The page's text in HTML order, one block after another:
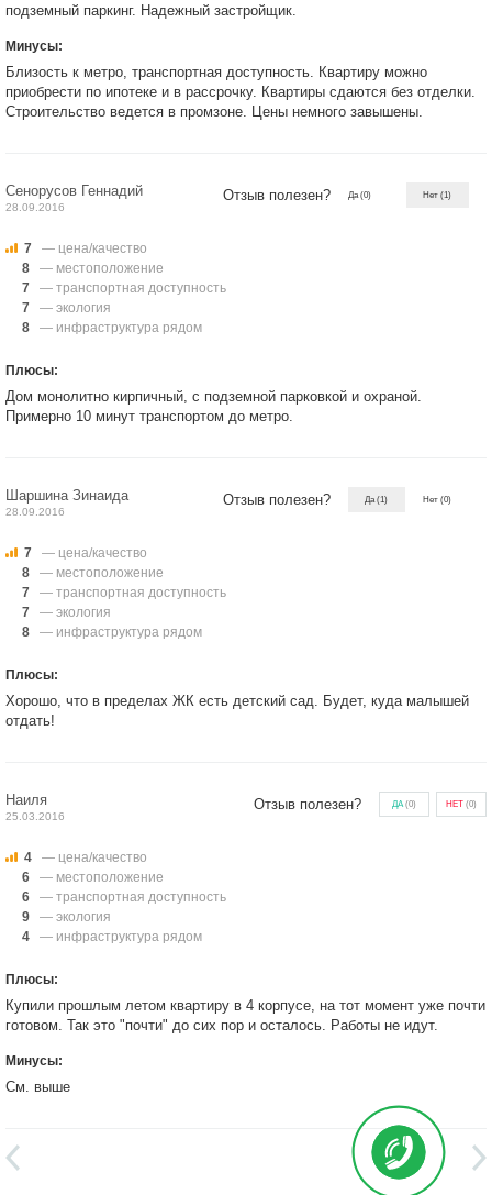
подземный паркинг. Надежный застройщик.
Минусы:
Близость к метро, транспортная доступность. Квартиру можно
приобрести по ипотеке и в рассрочку. Квартиры сдаются без отделки.
Строительство ведется в промзоне. Цены немного завышены.
Сенорусов Геннадий
28.09.2016
Отзыв полезен? Да(0) Нет (1)
7
— цена/качество
8
— местоположение
7
— транспортная доступность
7
— экология
8
— инфраструктура рядом
Плюсы:
Дом монолитно кирпичный, с подземной парковкой и охраной.
Примерно 10 минут транспортом до метро.
Шаршина Зинаида
28.09.2016
Отзыв полезен? Да(1) Нет (0)
7
— цена/качество
8
— местоположение
7
— транспортная доступность
7
— экология
8
— инфраструктура рядом
Плюсы:
Хорошо, что в пределах ЖК есть детский сад. Будет, куда малышей
отдать!
Наиля
25.03.2016
Отзыв полезен? ДА(0) НЕТ (0)
4
— цена/качество
6
— местоположение
6
— транспортная доступность
9
— экология
4
— инфраструктура рядом
Плюсы:
Купили прошлым летом квартиру в 4 корпусе, на тот момент уже почти
готовом. Так это "почти" до сих пор и осталось. Работы не идут.
Минусы:
См. выше